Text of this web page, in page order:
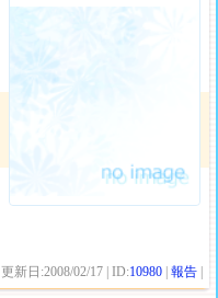
| 更新日:2008/02/17 | ID:10980 |報告